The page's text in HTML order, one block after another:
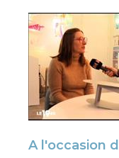
A l'occasion